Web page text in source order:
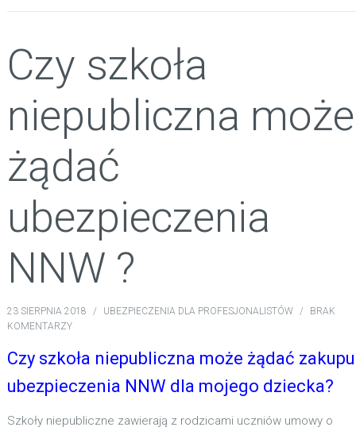
Czy szkoła
niepubliczna może
żądać
ubezpieczenia
NNW ?
23 SIERPNIA 2018 / UBEZPIECZENIA DLA PROFESJONALISTÓW /
BRAK
KOMENTARZY
Czy szkoła niepubliczna może żądać zakupu
ubezpieczenia NNW dla mojego dziecka?
Szkoły niepubliczne zawierają z rodzicami uczniów umowy o